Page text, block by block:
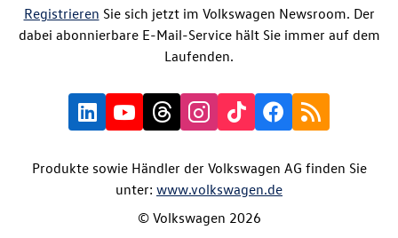
Registrieren Sie sich jetzt im Volkswagen Newsroom. Der
dabei abonnierbare E-Mail-Service hält Sie immer auf dem
Laufenden.
Produkte sowie Händler der Volkswagen AG finden Sie
unter: www.volkswagen.de
© Volkswagen 2026